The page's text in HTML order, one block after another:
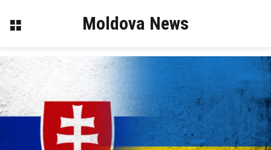
Menu Moldova News